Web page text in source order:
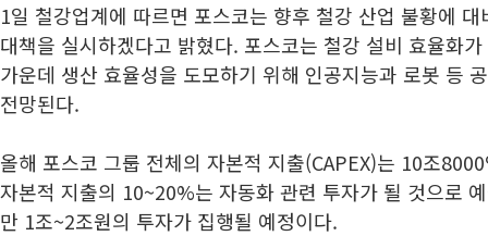
1일 철강업계에 따르면 포스코는 향후 철강 산업 불황에
대책을 실시하겠다고 밝혔다. 포스코는 철강 설비 효율화
가운데 생산 효율성을 도모하기 위해 인공지능과 로봇 등
전망된다.
올해 포스코 그룹 전체의 자본적 지출(CAPEX)는 10조
자본적 지출의 10~20%는 자동화 관련 투자가 될 것으로
만 1조~2조원의 투자가 집행될 예정이다.